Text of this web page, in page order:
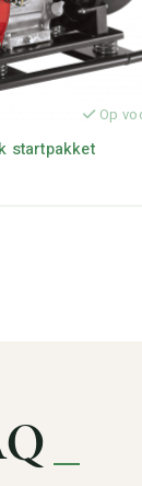
startpakket
Op